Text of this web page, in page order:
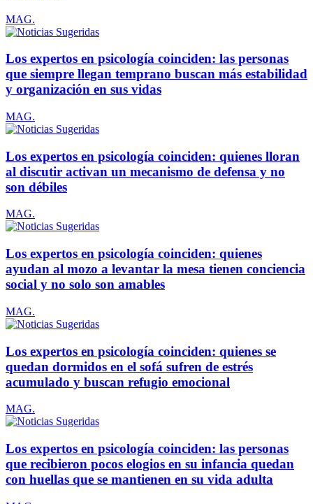
MAG.
Los expertos en psicología coinciden: las personas
que siempre llegan temprano buscan más estabilidad
y organización en sus vidas
MAG.
Los expertos en psicología coinciden: quienes lloran
al discutir activan un mecanismo de defensa y no
son débiles
MAG.
Los expertos en psicología coinciden: quienes
ayudan al mozo a levantar la mesa tienen conciencia
social y no solo son amables
MAG.
Los expertos en psicología coinciden: quienes se
quedan dormidos en el sofá sufren de estrés
acumulado y buscan refugio emocional
MAG.
Los expertos en psicología coinciden: las personas
que recibieron pocos elogios en su infancia quedan
con huellas que se mantienen en su vida adulta